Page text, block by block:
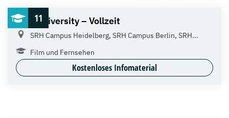
11
SRH University – Vollzeit
SRH Campus Heidelberg, SRH Campus Berlin, SRH...
Film und Fernsehen
Kostenloses Infomaterial